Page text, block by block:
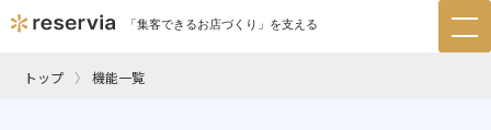
「集客できるお店づくり」を支える
トップ 機能一覧